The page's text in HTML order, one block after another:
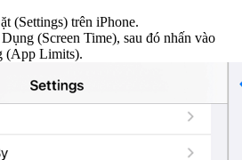
(Settings) trên iPhone.
(Screen Time), sau đó nhấn vào
(App Limits).